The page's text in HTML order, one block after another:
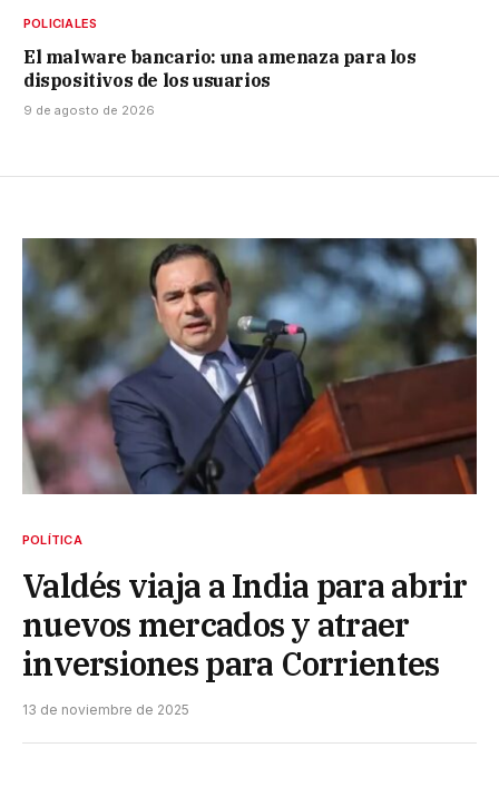
POLICIALES
El malware bancario: una amenaza para los
dispositivos de los usuarios
9 de agosto de 2026
POLÍTICA
Valdés viaja a India para abrir
nuevos mercados y atraer
inversiones para Corrientes
13 de noviembre de 2025